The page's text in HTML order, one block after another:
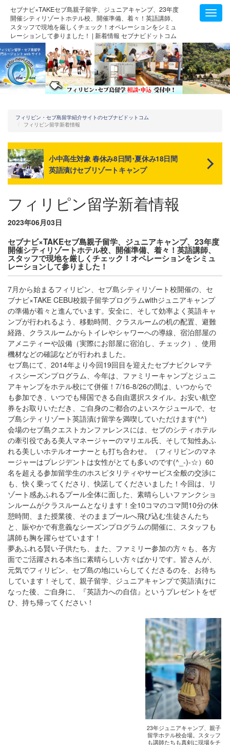
セブナビ×TAKEセブ島親子留学、ジュニアキャンプ、23年度
開催シティリゾートホテル校、開催準備、着々！英語講師、
スタッフで現地を厳しくチェック！オペレーションをシミュ
レーションして参りました！ | 新着情報 セブナビドットコム
フィリピン・セブ島留学紹介サイトのセブナビドットコム
フィリピン留学新着情報
小中高生対象 春休み8日間･夏休み18日間
英語漬けセブリゾートキャンプ
フィリピン留学新着情報
2023年06月03日
セブナビ×TAKEセブ島親子留学、ジュニアキャンプ、23年度
開催シティリゾートホテル校、開催準備、着々！英語講師、
スタッフで現地を厳しくチェック！オペレーションをシミュ
レーションして参りました！
7月から始まるフィリピン、セブ島シティリゾート校開催の、セ
ブナビ×TAKE CEBU校親子留学プログラムwithジュニアキャンプ
の準備が着々と進んでいます。安全に、そして効率よく英語キャ
ンプが行われるよう、移動時間、クラスルームの机の配置、避難
経路、クラスルームからトイレやシャワーへの導線、宿泊部屋の
アメニティーや設備（実際にお部屋に宿泊し、チェック）、使用
機材などの確認などが行われました。
セブ島にて、2014年より今回19回目を迎えたセブナビクレマテ
ィスシーズンプログラム、今年は、ファミリーキャンプとジュニ
アキャンプをホテル校にて併催！7/16-8/26の間は、いつからで
も参加でき、いつでも帰国できる自由選択スタイル。お安い航空
券をお取りいただき、ご自身のご都合のよいスケジュールで、セ
ブ島シティリゾート英語漬け留学を満喫していただけます(^^)
会場のセブ島クエストカンファレンスには、セブのシティホテル
の牽引役である美人マネージャーのマリエル氏、そして知性あふ
れる美しいホテルオーナーとも打ち合わせ。（フィリピンのマネ
ージャーはプレジデントは女性がとても多いのです(^_-)-☆）60
名を超える参加留学生のホスピタリティやサービス全般の交渉に
も、快く乗ってくださり、快諾してくださいました！今回は、リ
ゾート感あふれるプール全体に面した、素晴らしいファンクショ
ンルームがクラスルームとなります！全10コマのコマ間10分の休
憩時間、また授業後、そのままプールへ飛び込む生徒さんたち
と、賑やかで有意義なシーズンプログラムの開催に、スタッフも
講師も胸を躍らせています！
夢あふれる賢い子供たち、また、ファミリー参加の方々も、各方
面でご活躍される本当に素晴らしい方々ばかりです。皆さんが、
元気でフィリピン、セブ島の地にいらしてくださるのを、お待ち
しています！そして、親子留学、ジュニアキャンプで英語漬けに
なった後、ご自身に、『英語力への自信』というプレゼントをぜ
ひ、持ち帰ってください！
23年ジュニアキャンプ、親子
留学ホテル校会場。スタッフ
も講師たちも真剣に現場をチ